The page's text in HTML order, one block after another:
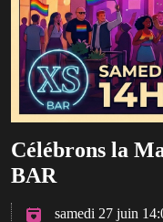
Célébrons la
BAR
samedi 27 juin